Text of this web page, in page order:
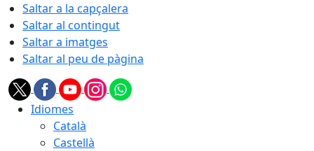
Saltar a la capçalera
Saltar al contingut
Saltar a imatges
Saltar al peu de pàgina
Idiomes
Català
Castellà